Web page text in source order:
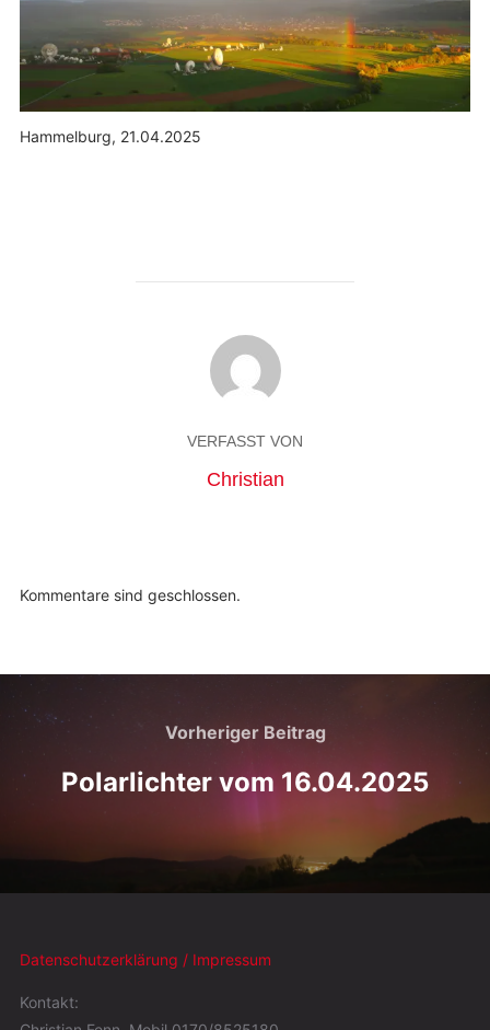
Hammelburg, 21.04.2025
VERFASST VON
Christian
Kommentare sind geschlossen.
Vorheriger Beitrag
Polarlichter vom 16.04.2025
Datenschutzerklärung / Impressum
Kontakt: